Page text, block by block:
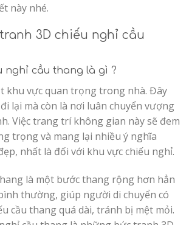
này nhé.
tranh 3D chiếu nghỉ cầu
nghỉ cầu thang là gì ?
khu vực quan trọng trong nhà. Đây
lại mà còn là nơi luân chuyển vượng
Việc trang trí không gian này sẽ đem
trọng và mang lại nhiều ý nghĩa
nhất là đối với khu vực chiếu nghỉ.
là một bước thang rộng hơn hẳn
thường, giúp người di chuyển có
cầu thang quá dài, tránh bị mệt mỏi.